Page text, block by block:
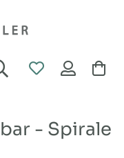
- Spirale